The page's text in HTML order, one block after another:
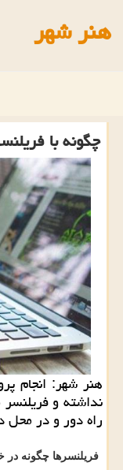
هنر شهر
چگونه با
هنر شهر: انجام
نداشته و
راه دور و در محل
فریلنسرها چگونه در